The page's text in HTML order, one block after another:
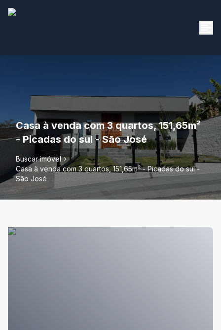
Casa à venda com 3 quartos, 151,65m²
- Picadas do sul - São José
Buscar imóvel
Casa à venda com 3 quartos, 151,65m² - Picadas do sul -
São José